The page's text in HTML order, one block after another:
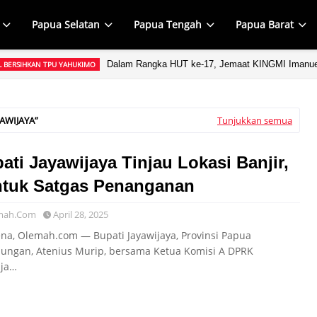
Papua Selatan Papua Tengah Papua Barat
TPU YAHUKIMO Dalam Rangka HUT ke-17, Jemaat KINGMI
ATLET PERTINA
Tunjukkan semua
Jayawijaya Tinjau Lokasi Banjir,
Satgas Penanganan
April 28, 2025
Olemah.com — Bupati Jayawijaya, Provinsi Papua
Atenius Murip, bersama Ketua Komisi A DPRK